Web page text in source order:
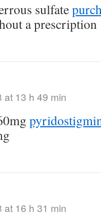
sulfate
a prescription
at 13 h 49 min
at 16 h 31 min